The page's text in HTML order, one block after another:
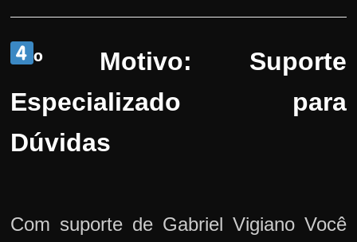
º Motivo: Suporte
Especializado para
Dúvidas
Com suporte de Gabriel Vigiano Você